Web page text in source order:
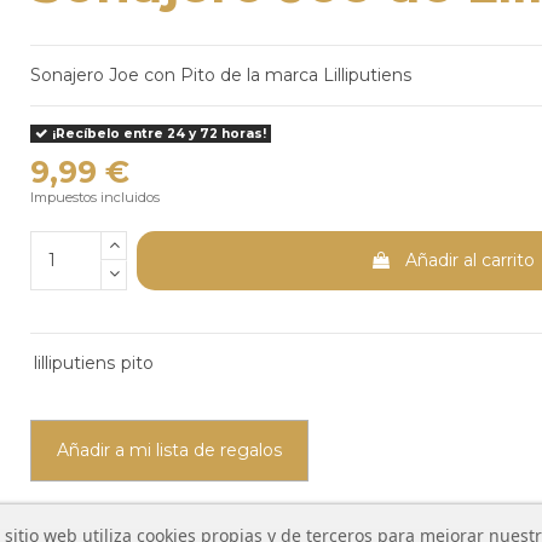
Sonajero Joe con Pito de la marca Lilliputiens
¡Recíbelo entre 24 y 72 horas!
9,99 €
Impuestos incluidos
Añadir al carrito
lilliputiens pito
Añadir a mi lista de regalos
sitio web utiliza cookies propias y de terceros para mejorar